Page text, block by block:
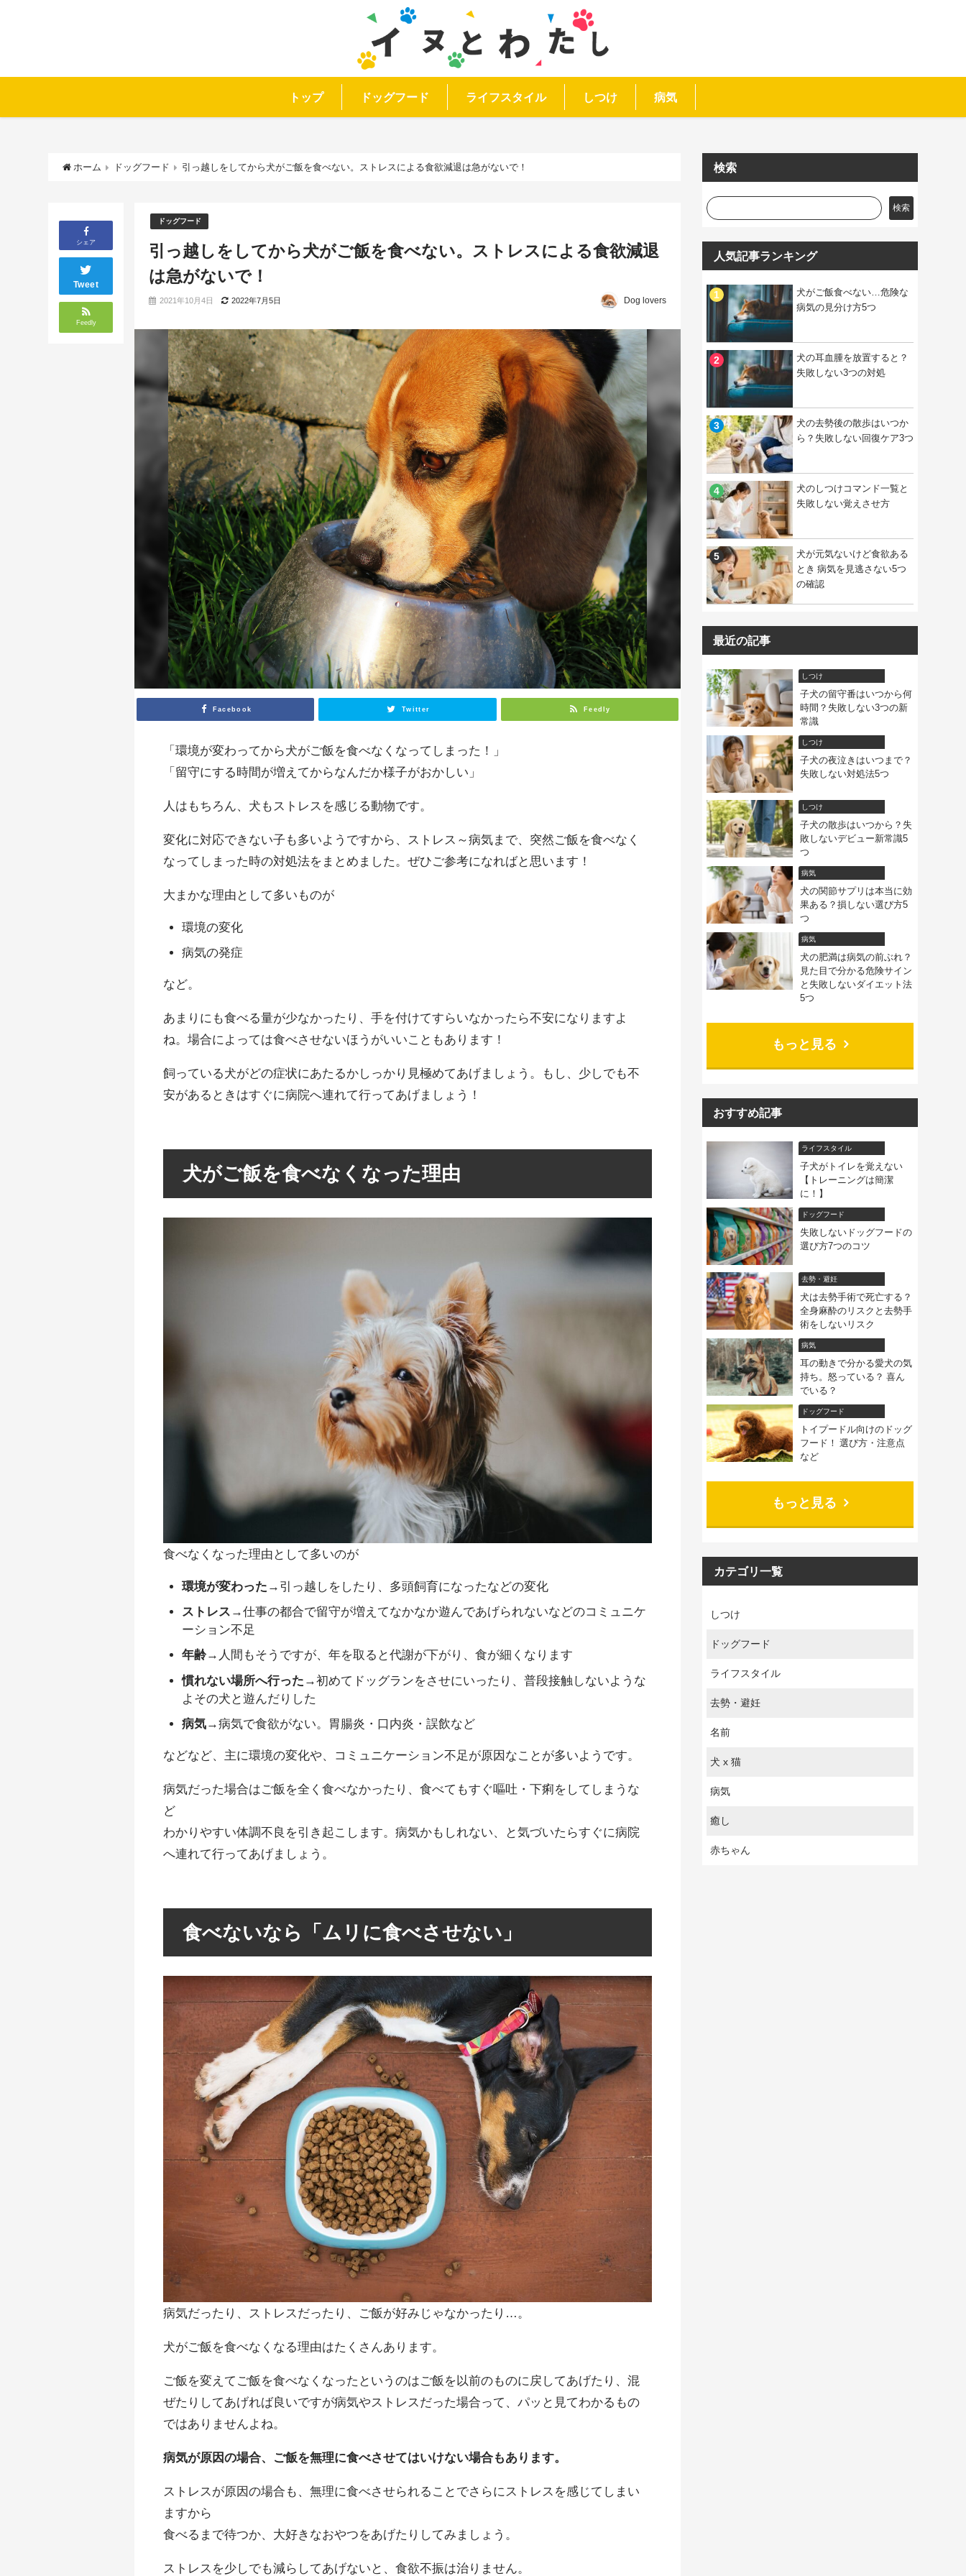
トップ ドッグフード ライフスタイル しつけ 病気
ホーム ドッグフード 引っ越しをしてから犬がご飯を食べない。ストレスによる食欲減退は急がないで！
シェア
Tweet
Feedly
ドッグフード
引っ越しをしてから犬がご飯を食べない。ストレスによる食欲減退
は急がないで！
2021年10月4日 2022年7月5日 Dog lovers
Facebook Twitter Feedly
「環境が変わってから犬がご飯を食べなくなってしまった！」
「留守にする時間が増えてからなんだか様子がおかしい」
人はもちろん、犬もストレスを感じる動物です。
変化に対応できない子も多いようですから、ストレス～病気まで、突然ご飯を食べなく
なってしまった時の対処法をまとめました。ぜひご参考になればと思います！
大まかな理由として多いものが
環境の変化
病気の発症
など。
あまりにも食べる量が少なかったり、手を付けてすらいなかったら不安になりますよ
ね。場合によっては食べさせないほうがいいこともあります！
飼っている犬がどの症状にあたるかしっかり見極めてあげましょう。もし、少しでも不
安があるときはすぐに病院へ連れて行ってあげましょう！
犬がご飯を食べなくなった理由
食べなくなった理由として多いのが
環境が変わった →引っ越しをしたり、多頭飼育になったなどの変化
ストレス →仕事の都合で留守が増えてなかなか遊んであげられないなどのコミュニケ
ーション不足
年齢→人間もそうですが、年を取ると代謝が下がり、食が細くなります
慣れない場所へ行った →初めてドッグランをさせにいったり、普段接触しないような
よその犬と遊んだりした
病気→病気で食欲がない。胃腸炎・口内炎・誤飲など
などなど、主に環境の変化や、コミュニケーション不足が原因なことが多いようです。
病気だった場合はご飯を全く食べなかったり、食べてもすぐ嘔吐・下痢をしてしまうな
ど
わかりやすい体調不良を引き起こします。病気かもしれない、と気づいたらすぐに病院
へ連れて行ってあげましょう。
食べないなら「ムリに食べさせない」
病気だったり、ストレスだったり、ご飯が好みじゃなかったり…。
犬がご飯を食べなくなる理由はたくさんあります。
ご飯を変えてご飯を食べなくなったというのはご飯を以前のものに戻してあげたり、混
ぜたりしてあげれば良いですが病気やストレスだった場合って、パッと見てわかるもの
ではありませんよね。
病気が原因の場合、ご飯を無理に食べさせてはいけない場合もあります。
ストレスが原因の場合も、無理に食べさせられることでさらにストレスを感じてしまい
ますから
食べるまで待つか、大好きなおやつをあげたりしてみましょう。
ストレスを少しでも減らしてあげないと、食欲不振は治りません。
検索
検索
人気記事ランキング
犬がご飯食べない…危険な
病気の見分け方5つ
犬の耳血腫を放置すると？
失敗しない3つの対処
犬の去勢後の散歩はいつか
ら？失敗しない回復ケア3つ
犬のしつけコマンド一覧と
失敗しない覚えさせ方
犬が元気ないけど食欲ある
とき 病気を見逃さない5つ
の確認
最近の記事
しつけ
子犬の留守番はいつから何
時間？失敗しない3つの新
常識
しつけ
子犬の夜泣きはいつまで？
失敗しない対処法5つ
しつけ
子犬の散歩はいつから？失
敗しないデビュー新常識5
つ
病気
犬の関節サプリは本当に効
果ある？損しない選び方5
つ
病気
犬の肥満は病気の前ぶれ？
見た目で分かる危険サイン
と失敗しないダイエット法
5つ
もっと見る
おすすめ記事
ライフスタイル
子犬がトイレを覚えない
【トレーニングは簡潔
に！】
ドッグフード
失敗しないドッグフードの
選び方7つのコツ
去勢・避妊
犬は去勢手術で死亡する？
全身麻酔のリスクと去勢手
術をしないリスク
病気
耳の動きで分かる愛犬の気
持ち。怒っている？ 喜ん
でいる？
ドッグフード
トイプードル向けのドッグ
フード！ 選び方・注意点
など
もっと見る
カテゴリ一覧
しつけ
ドッグフード
ライフスタイル
去勢・避妊
名前
犬 x 猫
病気
癒し
赤ちゃん